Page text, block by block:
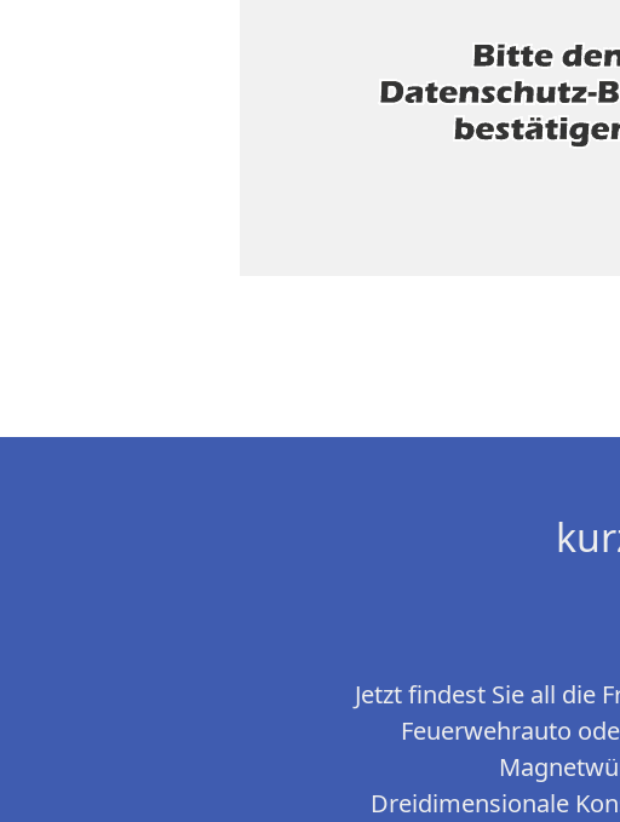
Jetzt findest Sie all die
Feuerwehrauto
Dreidimensionale